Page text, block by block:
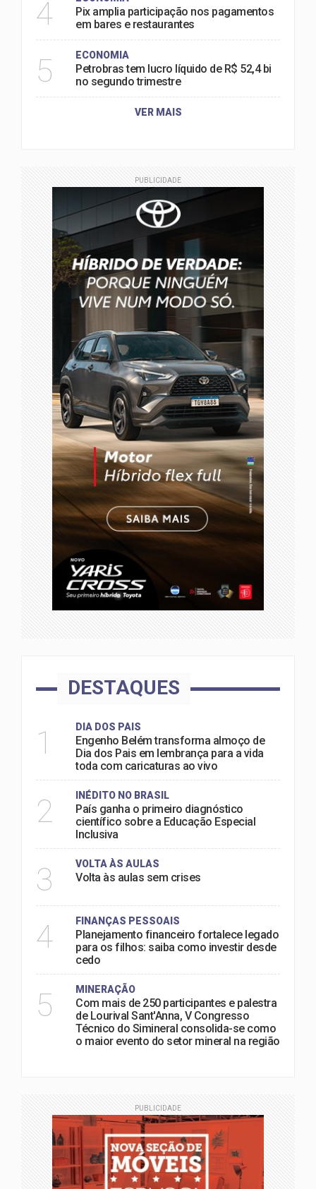
4
Pix amplia participação nos pagamentos
em bares e restaurantes
5 ECONOMIA
Petrobras tem lucro líquido de R$ 52,4 bi
no segundo trimestre
VER MAIS
PUBLICIDADE
DESTAQUES
1 DIA DOS PAIS
Engenho Belém transforma almoço de
Dia dos Pais em lembrança para a vida
toda com caricaturas ao vivo
2 INÉDITO NO BRASIL
País ganha o primeiro diagnóstico
científico sobre a Educação Especial
Inclusiva
3 VOLTA ÀS AULAS
Volta às aulas sem crises
4 FINANÇAS PESSOAIS
Planejamento financeiro fortalece legado
para os filhos: saiba como investir desde
cedo
5 MINERAÇÃO
Com mais de 250 participantes e palestra
de Lourival Sant'Anna, V Congresso
Técnico do Simineral consolida-se como
o maior evento do setor mineral na região
PUBLICIDADE